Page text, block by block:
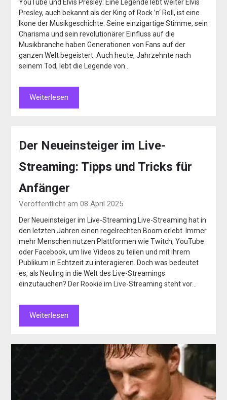
YouTube und Elvis Presley: Eine Legende lebt weiter Elvis
Presley, auch bekannt als der King of Rock ’n‘ Roll, ist eine
Ikone der Musikgeschichte. Seine einzigartige Stimme, sein
Charisma und sein revolutionärer Einfluss auf die
Musikbranche haben Generationen von Fans auf der
ganzen Welt begeistert. Auch heute, Jahrzehnte nach
seinem Tod, lebt die Legende von…
Weiterlesen
Der Neueinsteiger im Live-
Streaming: Tipps und Tricks für
Anfänger
Veröffentlicht am 08 April 2025
Der Neueinsteiger im Live-Streaming Live-Streaming hat in
den letzten Jahren einen regelrechten Boom erlebt. Immer
mehr Menschen nutzen Plattformen wie Twitch, YouTube
oder Facebook, um live Videos zu teilen und mit ihrem
Publikum in Echtzeit zu interagieren. Doch was bedeutet
es, als Neuling in die Welt des Live-Streamings
einzutauchen? Der Rookie im Live-Streaming steht vor…
Weiterlesen